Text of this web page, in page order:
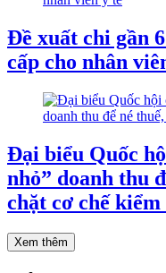
Đề xuất chi gần
cấp cho nhân
Đại biểu Quốc
nhỏ” doanh thu
chặt cơ chế kiểm
Xem thêm